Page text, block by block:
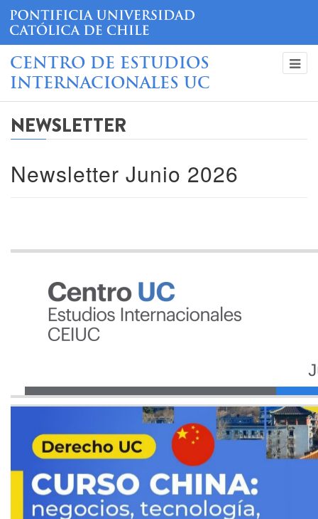
CENTRO DE ESTUDIOS
INTERNACIONALES UC
NEWSLETTER
Newsletter Junio 2026